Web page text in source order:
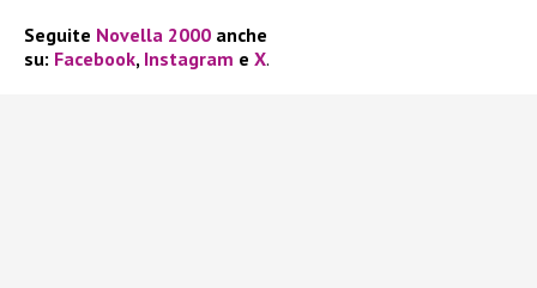
Seguite Novella 2000 anche
su: Facebook, Instagram e X.